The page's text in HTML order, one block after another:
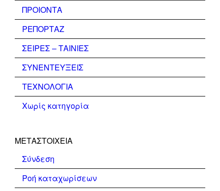
ΠΡΟΙΟΝΤΑ
ΡΕΠΟΡΤΑΖ
ΣΕΙΡΕΣ – ΤΑΙΝΙΕΣ
ΣΥΝΕΝΤΕΥΞΕΙΣ
ΤΕΧΝΟΛΟΓΙΑ
Χωρίς κατηγορία
ΜΕΤΑΣΤΟΙΧΕΊΑ
Σύνδεση
Ροή καταχωρίσεων